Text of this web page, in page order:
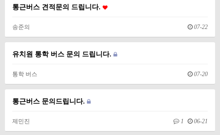
통근버스 견적문의 드립니다.
송준의 07-22
유치원 통학 버스 문의 드립니다.
통학 버스 07-20
통근버스 문의드립니다.
제민진 1 06-21